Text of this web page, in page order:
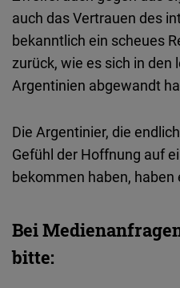
auch das Vertrauen des
bekanntlich ein scheues
zurück, wie es sich in den
Argentinien abgewandt
Die Argentinier, die
Gefühl der Hoffnung auf
bekommen haben, haben
Bei
bitte: